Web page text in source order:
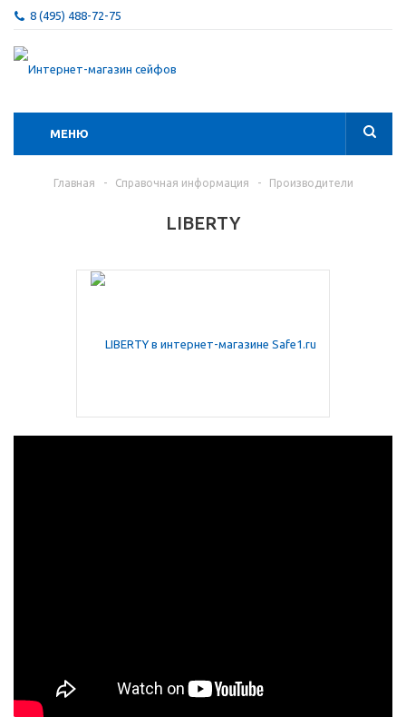
8 (495) 488-72-75
МЕНЮ
Главная - Справочная информация - Производители
LIBERTY